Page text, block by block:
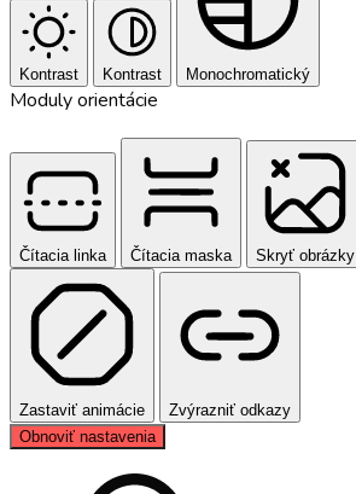
Kontrast Kontrast Monochromatický
Moduly orientácie
Čítacia linka Čítacia maska Skryť obrázky
Zastaviť animácie
Zvýrazniť odkazy
Obnoviť nastavenia